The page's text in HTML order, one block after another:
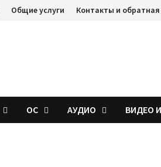
Общие услуги Контакты и обратная
ОС АУДИО ВИДЕО